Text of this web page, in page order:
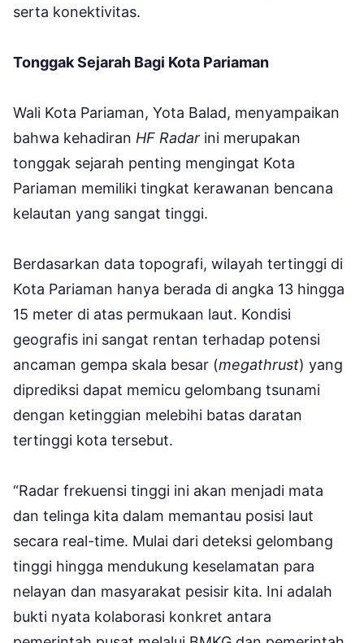
serta konektivitas.
Tonggak Sejarah Bagi Kota Pariaman
Wali Kota Pariaman, Yota Balad, menyampaikan
bahwa kehadiran HF Radar ini merupakan
tonggak sejarah penting mengingat Kota
Pariaman memiliki tingkat kerawanan bencana
kelautan yang sangat tinggi.
Berdasarkan data topografi, wilayah tertinggi di
Kota Pariaman hanya berada di angka 13 hingga
15 meter di atas permukaan laut. Kondisi
geografis ini sangat rentan terhadap potensi
ancaman gempa skala besar (megathrust) yang
diprediksi dapat memicu gelombang tsunami
dengan ketinggian melebihi batas daratan
tertinggi kota tersebut.
“Radar frekuensi tinggi ini akan menjadi mata
dan telinga kita dalam memantau posisi laut
secara real-time. Mulai dari deteksi gelombang
tinggi hingga mendukung keselamatan para
nelayan dan masyarakat pesisir kita. Ini adalah
bukti nyata kolaborasi konkret antara